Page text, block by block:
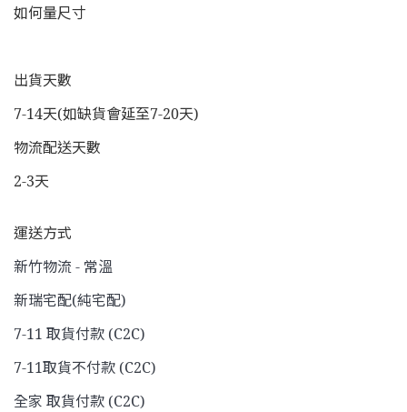
如何量尺寸
出貨天數
7-14天(如缺貨會延至7-20天)
物流配送天數
2-3天
運送方式
新竹物流 - 常溫
新瑞宅配(純宅配)
7-11 取貨付款 (C2C)
7-11取貨不付款 (C2C)
全家 取貨付款 (C2C)